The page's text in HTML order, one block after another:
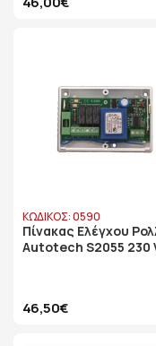
ΚΩΔΙΚΟΣ: 0590
Πίνακας Ελέγχου
Autotech S2055 230
46,50€